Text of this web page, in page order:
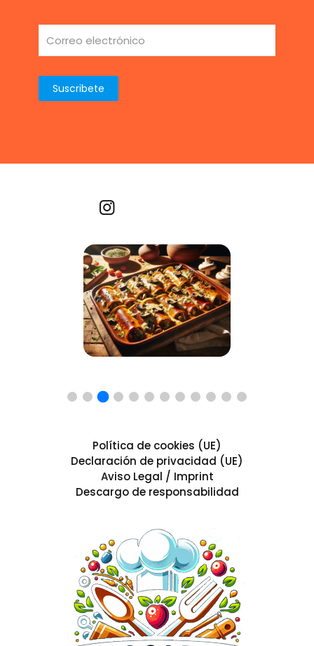
Política de cookies (UE)
Declaración de privacidad (UE)
Aviso Legal / Imprint
Descargo de responsabilidad